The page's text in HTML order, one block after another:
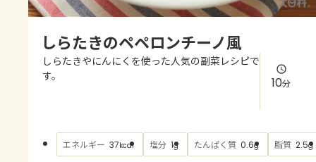
よくあるお問い合わせ
AJINOMOTO PARK とは
しらたきのペペロンチーノ風
しらたきやにんにくを使った人気の副菜レシピで
す。
10分
エネルギー 37kcal 塩分 1g たんぱく質 0.6g 脂質 2.5g